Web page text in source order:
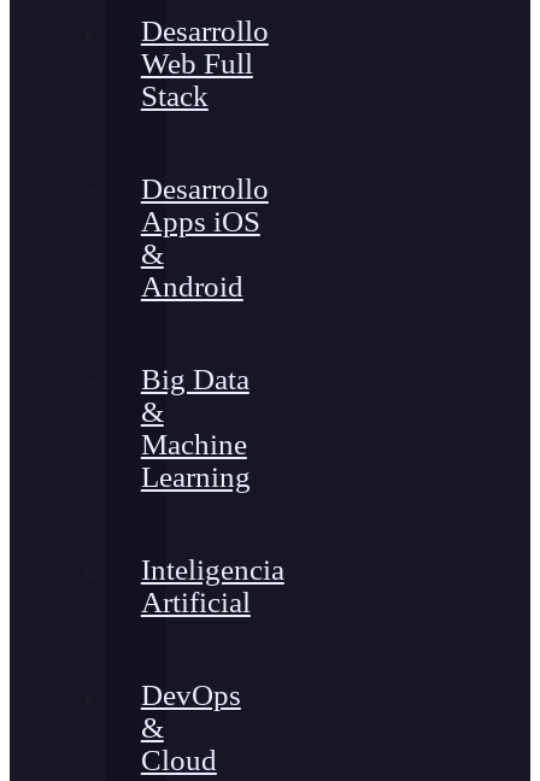
Desarrollo
Web Full
Stack
Desarrollo
Apps iOS
&
Android
Big Data
&
Machine
Learning
Inteligencia
Artificial
DevOps
&
Cloud